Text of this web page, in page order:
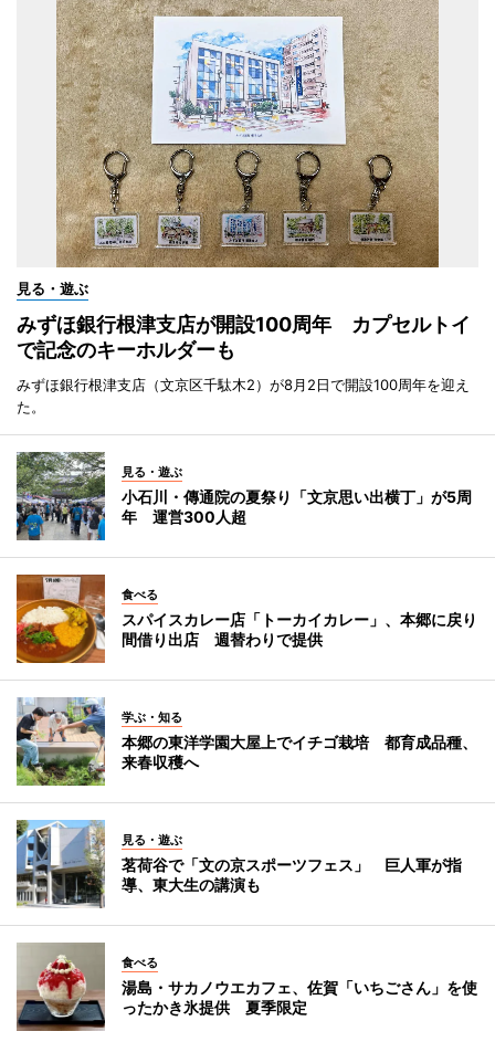
見る・遊ぶ
みずほ銀行根津支店が開設100周年 カプセルトイ
で記念のキーホルダーも
みずほ銀行根津支店（文京区千駄木2）が8月2日で開設100周年を迎え
た。
見る・遊ぶ
小石川・傳通院の夏祭り「文京思い出横丁」が5周
年 運営300人超
食べる
スパイスカレー店「トーカイカレー」、本郷に戻り
間借り出店 週替わりで提供
学ぶ・知る
本郷の東洋学園大屋上でイチゴ栽培 都育成品種、
来春収穫へ
見る・遊ぶ
茗荷谷で「文の京スポーツフェス」 巨人軍が指
導、東大生の講演も
食べる
湯島・サカノウエカフェ、佐賀「いちごさん」を使
ったかき氷提供 夏季限定